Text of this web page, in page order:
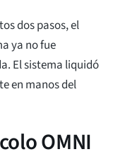
dos pasos, el
ya no fue
El sistema liquidó
en manos del
OMNI